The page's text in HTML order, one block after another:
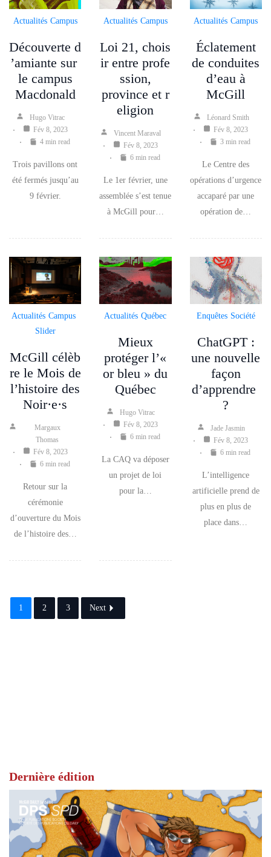
Actualités Campus
Découverte d
’amiante sur
le campus
Macdonald
Hugo Vitrac
Fév 8, 2023
4 min read
Trois pavillons ont
été fermés jusqu’au
9 février.
Actualités Campus
Loi 21, chois
ir entre profe
ssion,
province et r
eligion
Vincent Maraval
Fév 8, 2023
6 min read
Le 1er février, une
assemblée s’est tenue
à McGill pour…
Actualités Campus
Éclatement
de conduites
d’eau à
McGill
Léonard Smith
Fév 8, 2023
3 min read
Le Centre des
opérations d’urgence
accaparé par une
opération de…
Actualités Campus
Slider
McGill célèb
re le Mois de
l’histoire des
Noir·e·s
Margaux
Thomas
Fév 8, 2023
6 min read
Retour sur la
cérémonie
d’ouverture du Mois
de l’histoire des…
Actualités Québec
Mieux
protéger l’«
or bleu » du
Québec
Hugo Vitrac
Fév 8, 2023
6 min read
La CAQ va déposer
un projet de loi
pour la…
Enquêtes Société
ChatGPT :
une nouvelle
façon
d’apprendre
?
Jade Jasmin
Fév 8, 2023
6 min read
L’intelligence
artificielle prend de
plus en plus de
place dans…
1 2 3 Next
Dernière édition